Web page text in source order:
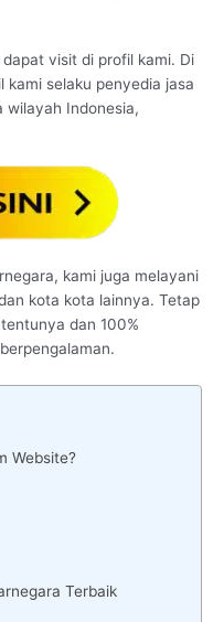
visit di profil kami. Di
kami selaku penyedia jasa
wilayah Indonesia,
kami juga melayani
kota kota lainnya. Tetap
dan 100%
Website?
Terbaik